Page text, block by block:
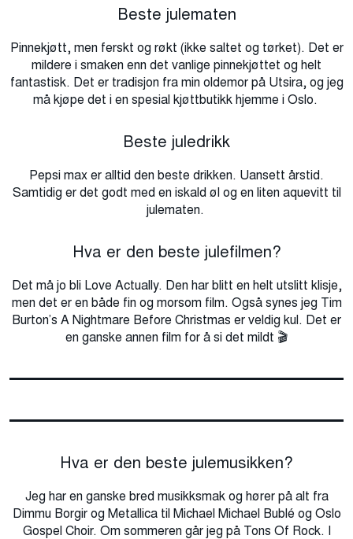
Beste julematen
Pinnekjøtt, men ferskt og røkt (ikke saltet og tørket). Det er
mildere i smaken enn det vanlige pinnekjøttet og helt
fantastisk. Det er tradisjon fra min oldemor på Utsira, og jeg
må kjøpe det i en spesial kjøttbutikk hjemme i Oslo.
Beste juledrikk
Pepsimaxer alltid den beste drikken. Uansett årstid.
Samtidig er det godt med en iskald øl og en liten aquevitt til
julematen.
Hva er den beste julefilmen?
Det må jo bli Love Actually. Den har blitt en helt utslitt klisje,
men det er en både fin og morsom film. Også synes jeg Tim
Burton’s A Nightmare Before Christmas er veldig kul. Det er
en ganske annen film for å si det mildt 🎬
Hva er den beste julemusikken?
Jeg har en ganske bred musikksmak og hører på alt fra
Dimmu Borgir og Metallica til Michael Michael Bublé og Oslo
Gospel Choir. Om sommeren går jeg på Tons Of Rock. I